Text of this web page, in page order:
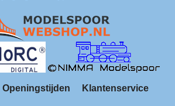
Openingstijden Klantenservice